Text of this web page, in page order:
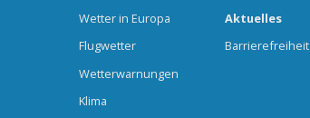
Wetter in Europa
Flugwetter
Wetterwarnungen
Klima
Aktuelles
Barrierefreiheit